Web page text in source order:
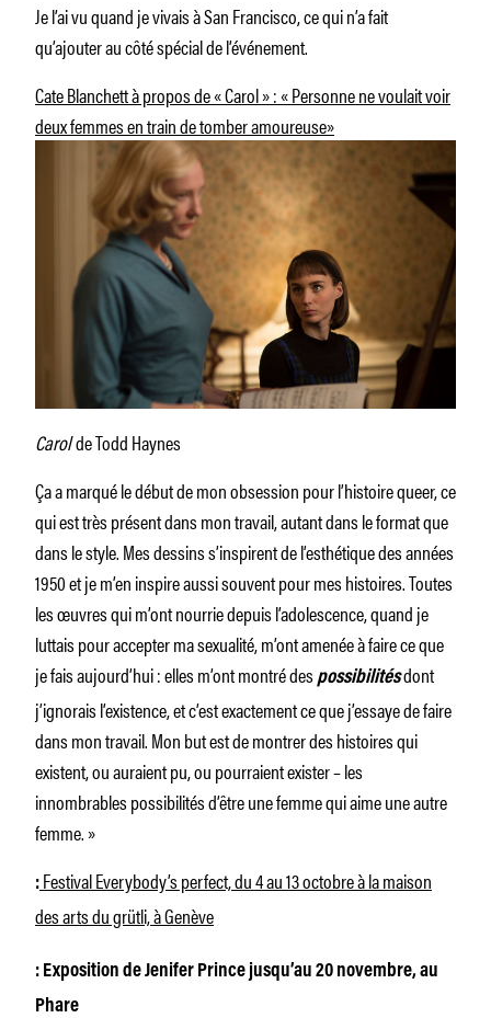
Je l’ai vu quand je vivais à San Francisco, ce qui n’a fait
qu’ajouter au côté spécial de l’événement.
Cate Blanchett à propos de « Carol » : « Personne ne voulait voir
deux femmes en train de tomber amoureuse»
Carolde Todd Haynes
Ça a marqué le début de mon obsession pour l’histoire queer, ce
qui est très présent dans mon travail, autant dans le format que
dans le style. Mes dessins s’inspirent de l’esthétique des années
1950 et je m’en inspire aussi souvent pour mes histoires. Toutes
les œuvres qui m’ont nourrie depuis l’adolescence, quand je
luttais pour accepter ma sexualité, m’ont amenée à faire ce que
je fais aujourd’hui : elles m’ont montré despossibilitésdont
j’ignorais l’existence, et c’est exactement ce que j’essaye de faire
dans mon travail. Mon but est de montrer des histoires qui
existent, ou auraient pu, ou pourraient exister – les
innombrables possibilités d’être une femme qui aime une autre
femme. »
: Festival Everybody’s perfect, du 4 au 13 octobre à la maison
des arts du grütli, à Genève
: Exposition de Jenifer Prince jusqu’au 20 novembre, au
Phare